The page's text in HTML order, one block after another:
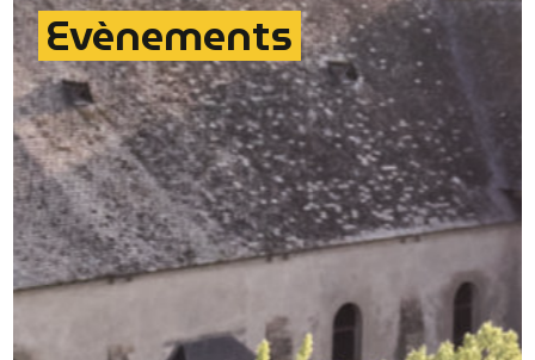
Evènements